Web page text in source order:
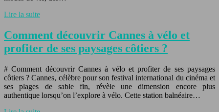
Lire la suite
Comment découvrir Cannes à vélo et
profiter de ses paysages côtiers ?
# Comment découvrir Cannes à vélo et profiter de ses paysages
côtiers ? Cannes, célèbre pour son festival international du cinéma et
ses plages de sable fin, révèle une dimension encore plus
authentique lorsqu’on l’explore à vélo. Cette station balnéaire…